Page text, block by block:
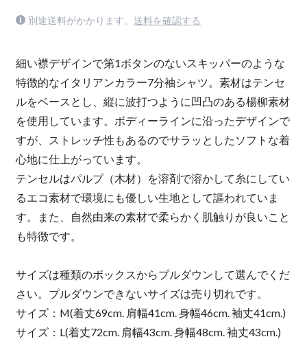
別途送料がかかります。 送料を確認する
細い襟デザインで第1ボタンのないスキッパーのような
特徴的なイタリアンカラー7分袖シャツ。素材はテンセ
ルをベースとし、縦に波打つように凹凸のある楊柳素材
を使用しています。ボディーラインに沿ったデザインで
すが、ストレッチ性もあるのでサラッとしたソフトな着
心地に仕上がっています。
テンセルはパルプ（木材）を溶剤で溶かして糸にしてい
るエコ素材で環境にも優しい生地として謳われていま
す。また、自然由来の素材で柔らかく肌触りが良いこと
も特徴です。
サイズは種類のボックスからプルダウンして選んでくだ
さい。プルダウンできないサイズは売り切れです。
サイズ：M(着丈69cm. 肩幅41cm. 身幅46cm. 袖丈41cm.)
サイズ：L(着丈72cm. 肩幅43cm. 身幅48cm. 袖丈43cm.)